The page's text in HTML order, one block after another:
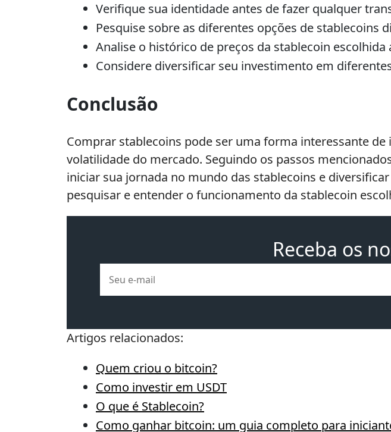
Verifique sua identidade antes de fazer qualquer
Pesquise sobre as diferentes opções de stablecoins
Analise o histórico de preços da stablecoin escolhida
Considere diversificar seu investimento em
Conclusão
Comprar stablecoins pode ser uma forma interessante
volatilidade do mercado. Seguindo os passos
iniciar sua jornada no mundo das stablecoins e
pesquisar e entender o funcionamento da stablecoin
Receba os
mail
Artigos relacionados:
Quem criou o bitcoin?
Como investir em USDT
O que é Stablecoin?
Como ganhar bitcoin: um guia completo para